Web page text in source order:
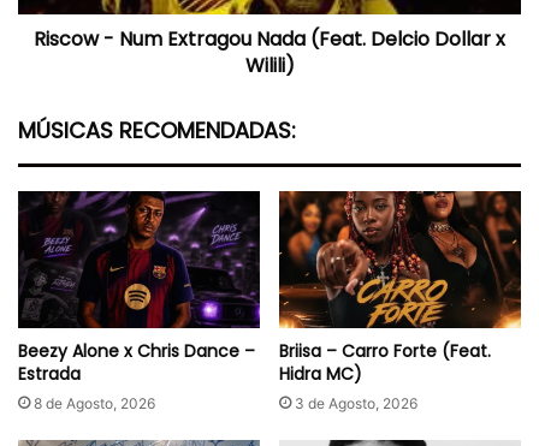
u
r
a
g
o
u
N
a
d
a
(
F
a
Riscow - Num Extragou Nada (Feat. Delcio Dollar x
Wilili)
MÚSICAS RECOMENDADAS:
Beezy Alone x Chris Dance –
Estrada
8 de Agosto, 2026
Briisa – Carro Forte (Feat.
Hidra MC)
3 de Agosto, 2026